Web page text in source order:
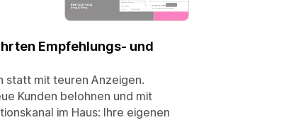
Empfehlungs- und
statt mit teuren Anzeigen.
Kunden belohnen und mit
im Haus: Ihre eigenen